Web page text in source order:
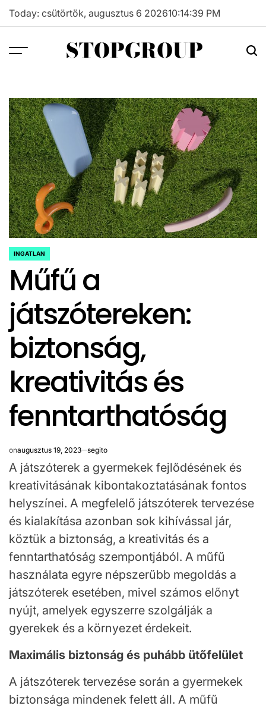
Skip
Today: csütörtök, augusztus 6 202610:14:40 PM
STOPGROUP
POSTED
IN
INGATLAN
Műfű a
játszótereken:
biztonság,
kreativitás és
fenntarthatóság
onaugusztus 19, 2023 segito
A játszóterek a gyermekek fejlődésének és
kreativitásának kibontakoztatásának fontos
helyszínei. A megfelelő játszóterek tervezése
és kialakítása azonban sok kihívással jár,
köztük a biztonság, a kreativitás és a
fenntarthatóság szempontjából. A műfű
használata egyre népszerűbb megoldás a
játszóterek esetében, mivel számos előnyt
nyújt, amelyek egyszerre szolgálják a
gyerekek és a környezet érdekeit.
Maximális biztonság és puhább ütőfelület
A játszóterek tervezése során a gyermekek
biztonsága mindenek felett áll. A műfű